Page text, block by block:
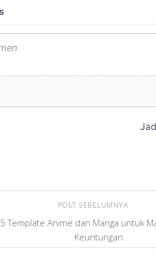
POST SEBELUMNYA
5 Template Anime dan Manga untuk
Keuntungan